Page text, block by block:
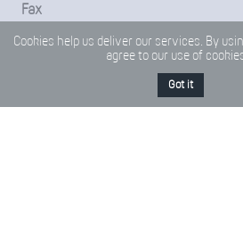
Fax
Friedrich-Froebel-Schule@Kreis-
Cookies help us deliver our services. By
agree to our use of
Got it